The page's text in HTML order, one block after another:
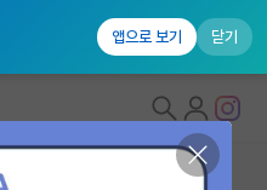
앱으로 보기 닫기